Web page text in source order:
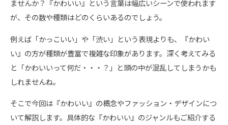
ませんか？『かわいい』という言葉は幅広いシーンで使われます
が、その数や種類はどのくらいあるのでしょう。
例えば「かっこいい」や「渋い」という表現よりも、『かわい
い』の方が種類が豊富で複雑な印象があります。深く考えてみる
と「かわいいって何だ・・・？」と頭の中が混乱してしまうかも
しれませんね。
そこで今回は『かわいい』の概念やファッション・デザインにつ
いて解説します。具体的な『かわいい』のジャンルもご紹介する